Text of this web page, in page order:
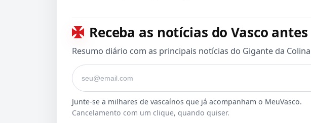
Receba as notícias do Vasco
Resumo diário com as principais notícias do Gigante da
Seu e-mail
Cancelamento com um clique, quando quiser.